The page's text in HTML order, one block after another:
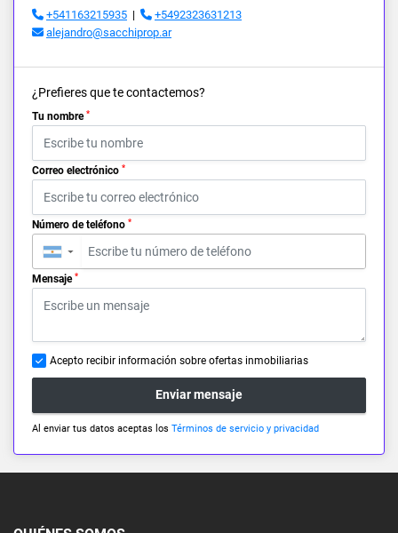
+541163215935 |
+5492323631213
alejandro@sacchiprop.ar
¿Prefieres que te contactemos?
Tu nombre *
Correo electrónico *
Número de teléfono *
▼
Mensaje *
Acepto recibir información sobre ofertas inmobiliarias
Enviar mensaje
Al enviar tus datos aceptas los Términos de servicio y privacidad